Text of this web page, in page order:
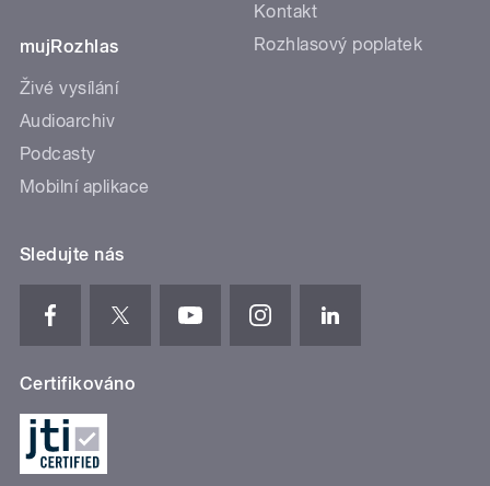
mujRozhlas
Živé vysílání
Audioarchiv
Podcasty
Mobilní aplikace
Kontakt
Rozhlasový poplatek
Sledujte nás
Certifikováno